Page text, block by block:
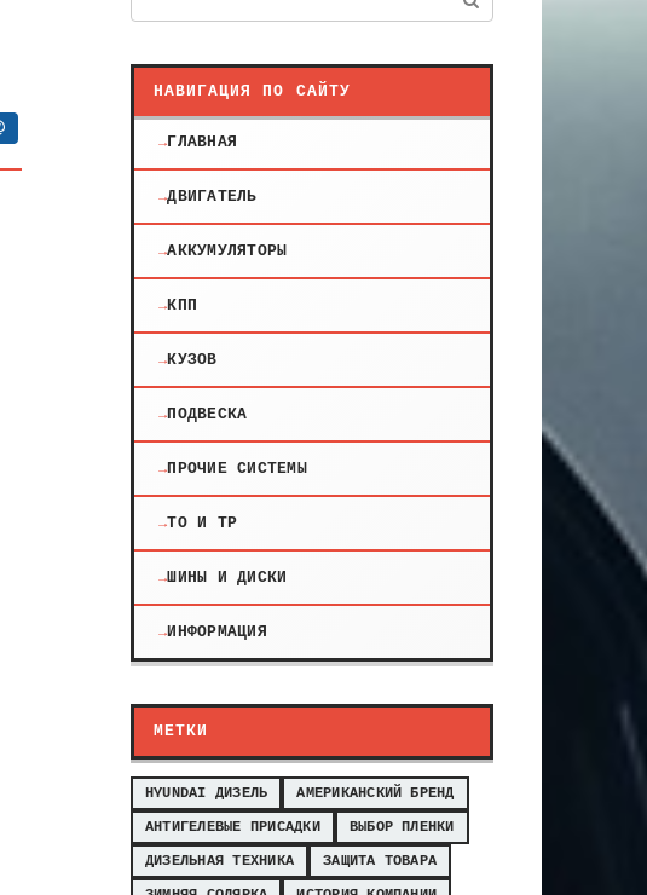
НАВИГАЦИЯ ПО САЙТУ
ГЛАВНАЯ
ДВИГАТЕЛЬ
АККУМУЛЯТОРЫ
КПП
КУЗОВ
ПОДВЕСКА
ПРОЧИЕ СИСТЕМЫ
ТО И ТР
ШИНЫ И ДИСКИ
ИНФОРМАЦИЯ
МЕТКИ
HYUNDAI ДИЗЕЛЬ
АМЕРИКАНСКИЙ БРЕНД
АНТИГЕЛЕВЫЕ ПРИСАДКИ
ВЫБОР ПЛЕНКИ
ДИЗЕЛЬНАЯ ТЕХНИКА
ЗАЩИТА ТОВАРА